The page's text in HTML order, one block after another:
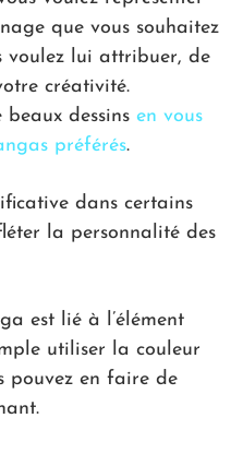
que vous souhaitez
voulez lui attribuer, de
créativité.
beaux dessins en vous
préférés.
dans certains
la personnalité des
est lié à l’élément
utiliser la couleur
pouvez en faire de